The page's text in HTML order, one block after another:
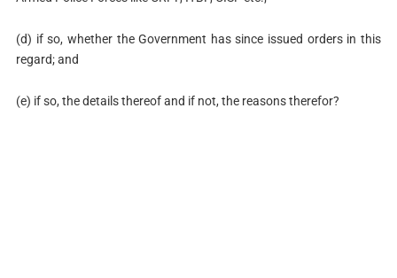
(d) if so, whether the Government has since issued orders in this
regard; and
(e) if so, the details thereof and if not, the reasons therefor?